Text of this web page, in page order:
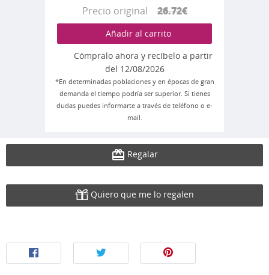
Precio original26.72€
Añadir al carrito
Cómpralo ahora y recíbelo a partir
del 12/08/2026
*En determinadas poblaciones y en épocas de gran
demanda el tiempo podría ser superior. Si tienes
dudas puedes informarte a través de teléfono o e-
mail.
Regalar
Quiero que me lo regalen